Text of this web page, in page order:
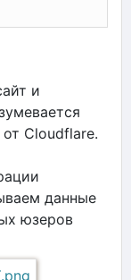
и
от Cloudflare.
данные
юзеров